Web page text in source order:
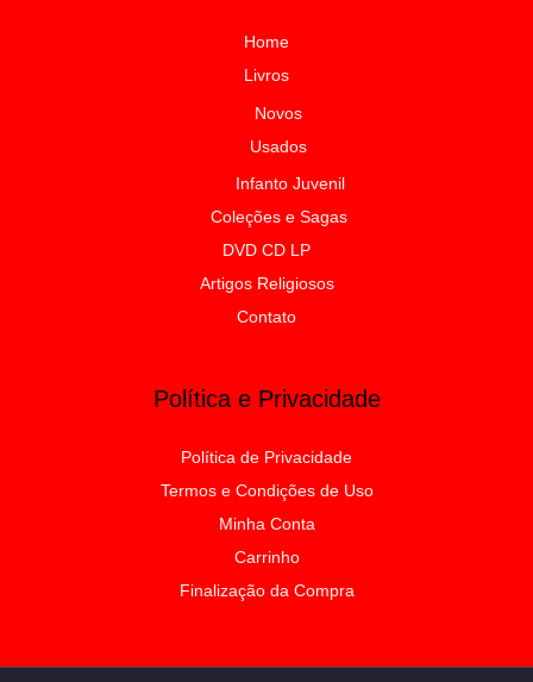
Home
Livros
Novos
Usados
Infanto Juvenil
Coleções e Sagas
DVD CD LP
Artigos Religiosos
Contato
Política e Privacidade
Política de Privacidade
Termos e Condições de Uso
Minha Conta
Carrinho
Finalização da Compra